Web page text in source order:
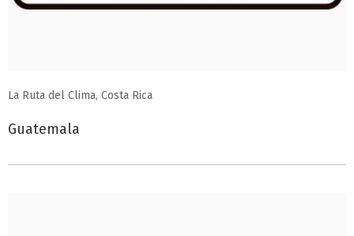
La Ruta del Clima, Costa Rica
Guatemala